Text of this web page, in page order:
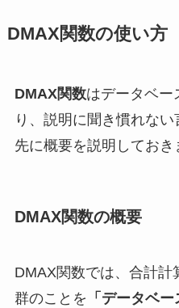
DMAX関数の使い方
DMAX関数はデータベー
り、説明に聞き慣れない
先に概要を説明しておき
DMAX関数の概要
DMAX関数では、合計計
群のことを 「データベー